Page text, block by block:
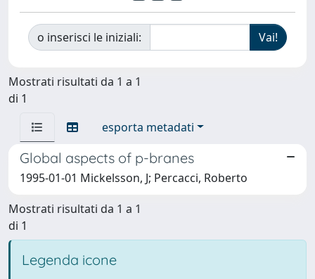
o inserisci le iniziali:
Mostrati risultati da 1 a 1
di 1
esporta metadati
Global aspects of p-branes
1995-01-01 Mickelsson, J; Percacci, Roberto
Mostrati risultati da 1 a 1
di 1
Legenda icone